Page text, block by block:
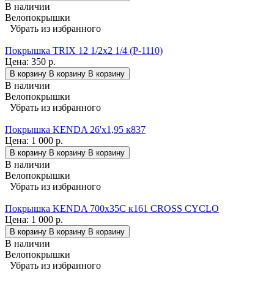
В наличии
Велопокрышки
Убрать из избранного
Покрышка TRIX 12 1/2x2 1/4 (P-1110)
Цена: 350 р.
В корзину В корзину В корзину
В наличии
Велопокрышки
Убрать из избранного
Покрышка KENDA 26'х1,95 к837
Цена: 1 000 р.
В корзину В корзину В корзину
В наличии
Велопокрышки
Убрать из избранного
Покрышка KENDA 700х35С к161 CROSS CYCLO
Цена: 1 000 р.
В корзину В корзину В корзину
В наличии
Велопокрышки
Убрать из избранного